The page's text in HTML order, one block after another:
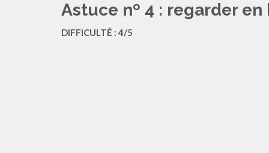
Astuce nº 4 : regarder en
DIFFICULTÉ : 4/5